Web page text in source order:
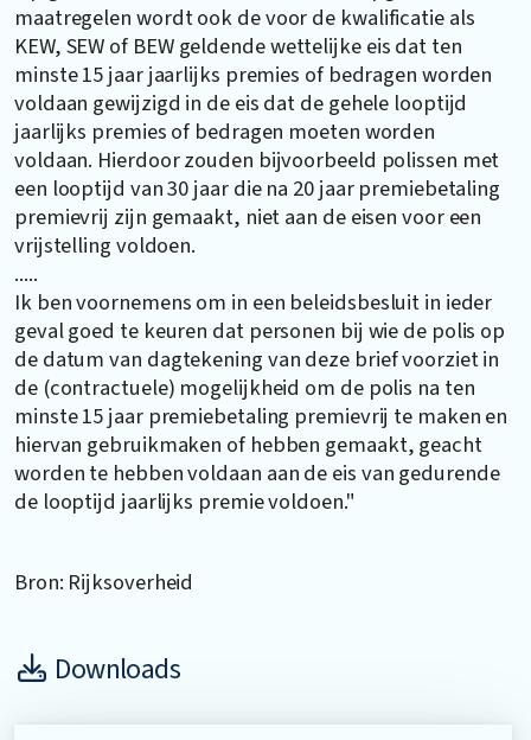
maatregelen wordt ook de voor de kwalificatie als
KEW, SEW of BEW geldende wettelijke eis dat ten
minste 15 jaar jaarlijks premies of bedragen worden
voldaan gewijzigd in de eis dat de gehele looptijd
jaarlijks premies of bedragen moeten worden
voldaan. Hierdoor zouden bijvoorbeeld polissen met
een looptijd van 30 jaar die na 20 jaar premiebetaling
premievrij zijn gemaakt, niet aan de eisen voor een
vrijstelling voldoen.
.....
Ik ben voornemens om in een beleidsbesluit in ieder
geval goed te keuren dat personen bij wie de polis op
de datum van dagtekening van deze brief voorziet in
de (contractuele) mogelijkheid om de polis na ten
minste 15 jaar premiebetaling premievrij te maken en
hiervan gebruikmaken of hebben gemaakt, geacht
worden te hebben voldaan aan de eis van gedurende
de looptijd jaarlijks premie voldoen."
Bron: Rijksoverheid
Downloads